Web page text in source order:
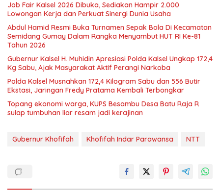
Job Fair Kalsel 2026 Dibuka, Sediakan Hampir 2.000
Lowongan Kerja dan Perkuat Sinergi Dunia Usaha
Abdul Hamid Resmi Buka Turnamen Sepak Bola Di Kecamatan
Semidang Gumay Dalam Rangka Menyambut HUT RI Ke-81
Tahun 2026
Gubernur Kalsel H. Muhidin Apresiasi Polda Kalsel Ungkap 172,4
Kg Sabu, Ajak Masyarakat Aktif Perangi Narkoba
Polda Kalsel Musnahkan 172,4 Kilogram Sabu dan 556 Butir
Ekstasi, Jaringan Fredy Pratama Kembali Terbongkar
Topang ekonomi warga, KUPS Besambu Desa Batu Raja R
sulap tumbuhan liar resam jadi kerajinan
Gubernur Khofifah Khofifah Indar Parawansa NTT